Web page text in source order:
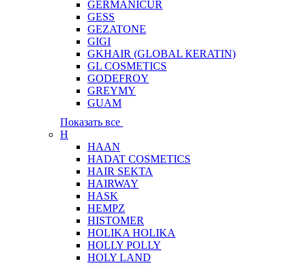
GERMANICUR
GESS
GEZATONE
GIGI
GKHAIR (GLOBAL КЕRATIN)
GL COSMETICS
GODEFROY
GREYMY
GUAM
Показать все
H
HAAN
HADAT COSMETICS
HAIR SEKTA
HAIRWAY
HASK
HEMPZ
HISTOMER
HOLIKA HOLIKA
HOLLY POLLY
HOLY LAND